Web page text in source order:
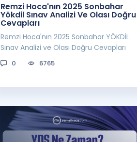
Remzi Hoca'nın 2025 Sonbahar
Yökdil Sınav Analizi Ve Olası Doğru
Cevapları
Remzi Hoca'nın 2025 Sonbahar YÖKDİL
Sınav Analizi ve Olası Doğru Cevapları
0 6765